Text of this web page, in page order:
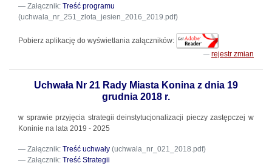
Załącznik: Treść programu
(uchwala_nr_251_zlota_jesien_2016_2019.pdf)
Pobierz aplikację do wyświetlania załączników:
rejestr zmian
Uchwała Nr 21 Rady Miasta Konina z dnia 19
grudnia 2018 r.
w sprawie przyjęcia strategii deinstytucjonalizacji pieczy zastępczej w
Koninie na lata 2019 - 2025
Załącznik: Treść uchwały (uchwala_nr_021_2018.pdf)
Załącznik: Treść Strategii